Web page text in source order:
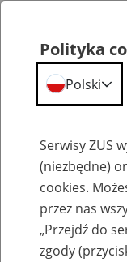
Wsparcie na każdym etapie
Polityka
Polski
Serwisy ZUS
(niezbędne)
cookies.
przez nas
„Przejdź do
zgody